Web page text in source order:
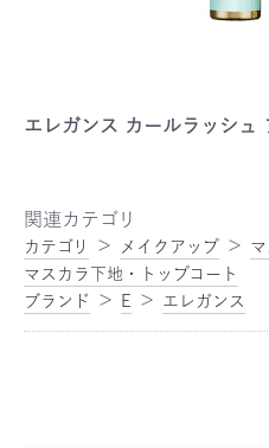
エレガンス カールラッシュ
関連カテゴリ
カテゴリ ＞ メイクアップ ＞
マスカラ下地・トップコート
ブランド
＞ E ＞ エレガンス